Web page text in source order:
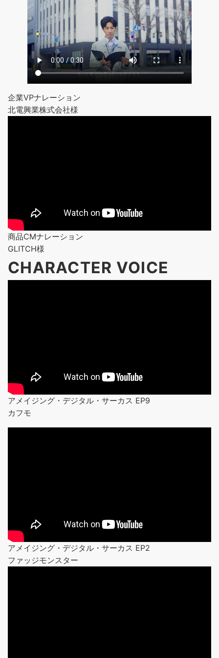
企業VPナレーション
北電興業株式会社様
商品CMナレーション
GLITCH様
CHARACTER VOICE
アメイジング・デジタル・サーカス EP9
カフモ
アメイジング・デジタル・サーカス EP2
ファッジモンスター